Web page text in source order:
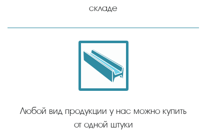
складе
Любой вид продукции у нас можно купить
от одной штуки